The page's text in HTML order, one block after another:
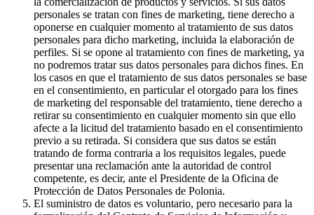
personales se tratan con fines de marketing, tiene derecho a
oponerse en cualquier momento al tratamiento de sus datos
personales para dicho marketing, incluida la elaboración de
perfiles. Si se opone al tratamiento con fines de marketing, ya
no podremos tratar sus datos personales para dichos fines. En
los casos en que el tratamiento de sus datos personales se base
en el consentimiento, en particular el otorgado para los fines
de marketing del responsable del tratamiento, tiene derecho a
retirar su consentimiento en cualquier momento sin que ello
afecte a la licitud del tratamiento basado en el consentimiento
previo a su retirada. Si considera que sus datos se están
tratando de forma contraria a los requisitos legales, puede
presentar una reclamación ante la autoridad de control
competente, es decir, ante el Presidente de la Oficina de
Protección de Datos Personales de Polonia.
El suministro de datos es voluntario, pero necesario para la